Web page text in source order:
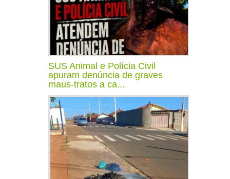
SUS Animal e Polícia Civil
apuram denúncia de graves
maus-tratos a ca...